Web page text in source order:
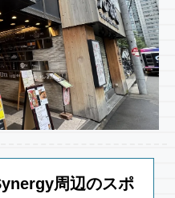
周辺のスポ